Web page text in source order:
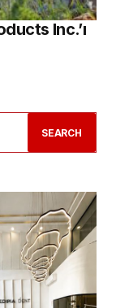
Inc.’ı
SEARCH